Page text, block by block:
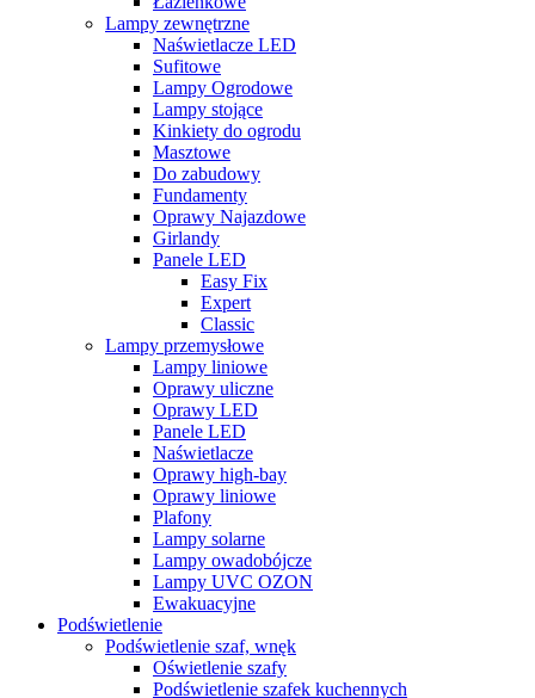
Lampy zewnętrzne
Naświetlacze LED
Sufitowe
Lampy Ogrodowe
Lampy stojące
Kinkiety do ogrodu
Masztowe
Do zabudowy
Fundamenty
Oprawy Najazdowe
Girlandy
Panele LED
Easy Fix
Expert
Classic
Lampy przemysłowe
Lampy liniowe
Oprawy uliczne
Oprawy LED
Panele LED
Naświetlacze
Oprawy high-bay
Oprawy liniowe
Plafony
Lampy solarne
Lampy owadobójcze
Lampy UVC OZON
Ewakuacyjne
Podświetlenie
Podświetlenie szaf, wnęk
Oświetlenie szafy
Podświetlenie szafek kuchennych